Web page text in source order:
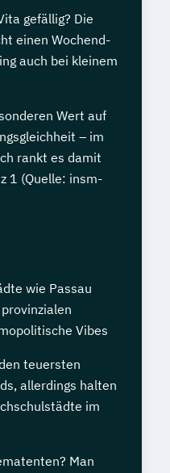
gefällig? Die
einen Wochend-
auch bei kleinem
Wert auf
– im
rankt es damit
1 (Quelle: insm-
wie Passau
Vibes
teuersten
allerdings halten
im
Man